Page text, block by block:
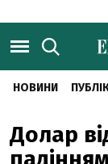
НОВИНИ
Долар